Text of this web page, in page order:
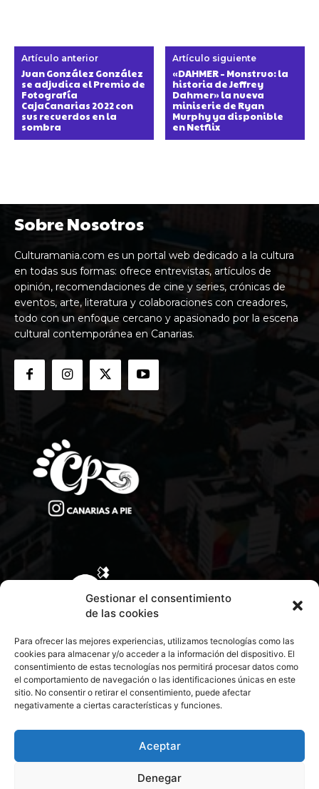
Gestionar el consentimiento
de las cookies
Para ofrecer las mejores experiencias, utilizamos tecnologías como las
cookies para almacenar y/o acceder a la información del dispositivo. El
consentimiento de estas tecnologías nos permitirá procesar datos como
el comportamiento de navegación o las identificaciones únicas en este
sitio. No consentir o retirar el consentimiento, puede afectar
negativamente a ciertas características y funciones.
Aceptar
Denegar
Artículo anterior
Juan González González
se adjudica el Premio de
Fotografía
CajaCanarias 2022 con
sus recuerdos en la
sombra
Artículo siguiente
«DAHMER – Monstruo: la
historia de Jeffrey
Dahmer» la nueva
miniserie de Ryan
Murphy ya disponible
en Netflix
Sobre Nosotros
Culturamania.com es un portal web dedicado a la cultura
en todas sus formas: ofrece entrevistas, artículos de
opinión, recomendaciones de cine y series, crónicas de
eventos, arte, literatura y colaboraciones con creadores,
todo con un enfoque cercano y apasionado por la escena
cultural contemporánea en Canarias.
CONTACTA CON NOSOTROS